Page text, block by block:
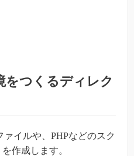
つくるディレク
イルや、PHPなどのスク
作成します。